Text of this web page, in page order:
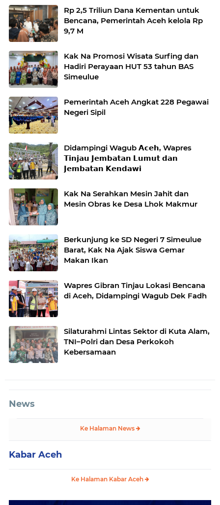
Rp 2,5 Triliun Dana Kementan untuk
Bencana, Pemerintah Aceh kelola Rp
9,7 M
Kak Na Promosi Wisata Surfing dan
Hadiri Perayaan HUT 53 tahun BAS
Simeulue
Pemerintah Aceh Angkat 228 Pegawai
Negeri Sipil
Didampingi Wagub 𝗔𝗰𝗲𝗵, Wapres
𝗧𝗶𝗻𝗷𝗮𝘂 𝗝𝗲𝗺𝗯𝗮𝘁𝗮𝗻 𝗟𝘂𝗺𝘂𝘁 𝗱𝗮𝗻
𝗝𝗲𝗺𝗯𝗮𝘁𝗮𝗻 𝗞𝗲𝗻𝗱𝗮𝘄𝗶
Kak Na Serahkan Mesin Jahit dan
Mesin Obras ke Desa Lhok Makmur
Berkunjung ke SD Negeri 7 Simeulue
Barat, Kak Na Ajak Siswa Gemar
Makan Ikan
Wapres Gibran Tinjau Lokasi Bencana
di Aceh, Didampingi Wagub Dek Fadh
Silaturahmi Lintas Sektor di Kuta Alam,
TNI–Polri dan Desa Perkokoh
Kebersamaan
News
Ke Halaman News
Kabar Aceh
Ke Halaman Kabar Aceh